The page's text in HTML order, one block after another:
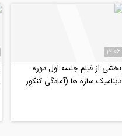
12:06
بخشی از فیلم جلسه اول دوره
دینامیک سازه ها (آمادگی کنکور